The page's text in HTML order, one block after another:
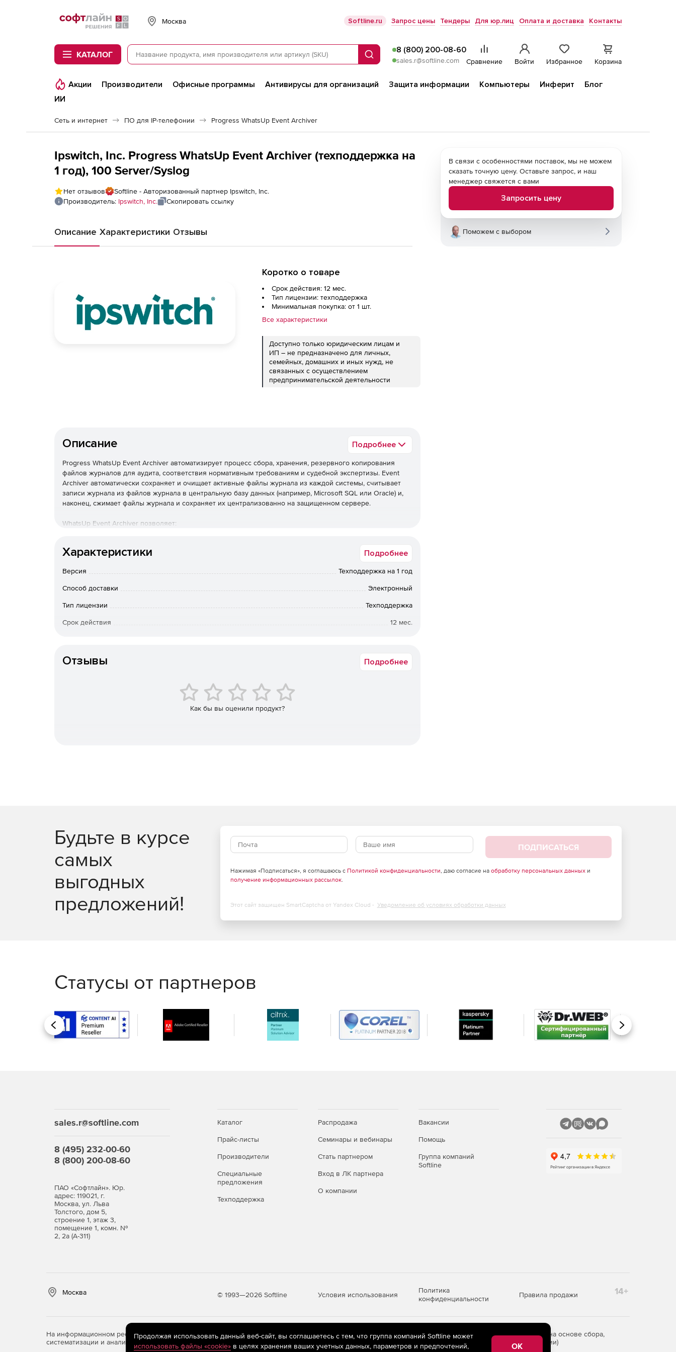
Softline
Москва Softline.ru Запрос цены Тендеры Для юр.лиц Оплата и доставка Контакты
КАТАЛОГ Поиск
8 (800) 200-08-60
sales.r@softline.com Сравнение Войти Избранное Корзина
Акции Производители Офисные программы Антивирусы для организаций Защита информации Компьютеры Инферит
Блог
ИИ
Сеть и интернет ПО для IP-телефонии Progress WhatsUp Event Archiver
Ipswitch, Inc. Progress WhatsUp Event Archiver (техподдержка на
1 год), 100 Server/Syslog
Нет отзывов
Softline - Авторизованный партнер Ipswitch, Inc.
Производитель: Ipswitch, Inc. Скопировать ссылку
Описание Характеристики Отзывы
Коротко о товаре
Срок действия: 12 мес.
Тип лицензии: техподдержка
Минимальная покупка: от 1 шт.
Все характеристики
Доступно только юридическим лицам и
ИП – не предназначено для личных,
семейных, домашних и иных нужд, не
связанных с осуществлением
предпринимательской деятельности
Описание Подробнее
Progress WhatsUp Event Archiver автоматизирует процесс сбора, хранения, резервного копирования
файлов журналов для аудита, соответствия нормативным требованиям и судебной экспертизы. Event
Archiver автоматически сохраняет и очищает активные файлы журнала из каждой системы, считывает
записи журнала из файлов журнала в центральную базу данных (например, Microsoft SQL или Oracle) и,
наконец, сжимает файлы журнала и сохраняет их централизованно на защищенном сервере.
WhatsUp Event Archiver позволяет:
Обеспечить целостность файла журнала и полную защиту от подделки с помощью
Обеспечить автоматическое хранение, архивирование и резервное копирование файлов журнала по
файлов журналов.
Соблюдать нормативные требования в отношении того, какие данные журнала необходимо собирать
Характеристики Подробнее
Версия Техподдержка на 1 год
Способ доставки Электронный
Тип лицензии Техподдержка
Срок действия 12 мес.
Отзывы Подробнее
Как бы вы оценили продукт?
В связи с особенностями поставок, мы не можем
сказать точную цену. Оставьте запрос, и наш
менеджер свяжется с вами
Запросить цену
Поможем с выбором
Будьте в курсе
самых
выгодных
предложений!
ПОДПИСАТЬСЯ
Нажимая «Подписаться», я соглашаюсь с Политикой конфиденциальности, даю согласие на обработку персональных данныхи
получение информационных рассылок.
Этот сайт защищен SmartCaptcha от Yandex Cloud - Уведомление об условиях обработки данных
Статусы от партнеров
Назад Вперед
sales.r@softline.com
8 (495) 232-00-60
8 (800) 200-08-60
ПАО «Софтлайн». Юр.
адрес: 119021, г.
Москва, ул. Льва
Толстого, дом 5,
строение 1, этаж 3,
помещение 1, комн. №
2, 2а (А-311)
Каталог
Прайс-листы
Производители
Специальные
предложения
Техподдержка
Распродажа
Семинары и вебинары
Стать партнером
Вход в ЛК партнера
О компании
Вакансии
Помощь
Группа компаний
Softline
Москва © 1993—2026 Softline Условия использования
Политика
конфиденциальности
Правила продажи 14+
На информационном ресурсе store.softline.ru применяютсярекомендательные технологии(информационные технологии предоставления информации на основе сбора,
систематизации и анализа сведений, относящихся к предпочтениям пользователей сети «Интернет», находящихся на территории Российской Федерации)
Продолжая использовать данный веб-сайт, вы соглашаетесь с тем, что группа компаний Softline может
использовать файлы «cookie»в целях хранения ваших учетных данных, параметров и предпочтений, OK